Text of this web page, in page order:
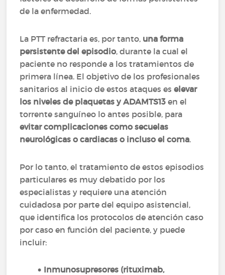
de la enfermedad.
La PTT refractaria es, por tanto, una forma
persistente del episodio, durante la cual el
paciente no responde a los tratamientos de
primera línea. El objetivo de los profesionales
sanitarios al inicio de estos ataques eselevar
los niveles de plaquetas y ADAMTS13en el
torrente sanguíneo lo antes posible, para
evitar complicaciones como secuelas
neurológicas o cardiacas o incluso el coma.
Por lo tanto, el tratamiento de estos episodios
particulares es muy debatido por los
especialistas y requiere una atención
cuidadosa por parte del equipo asistencial,
que identifica los protocolos de atención caso
por caso en función del paciente, y puede
incluir:
Inmunosupresores (rituximab,